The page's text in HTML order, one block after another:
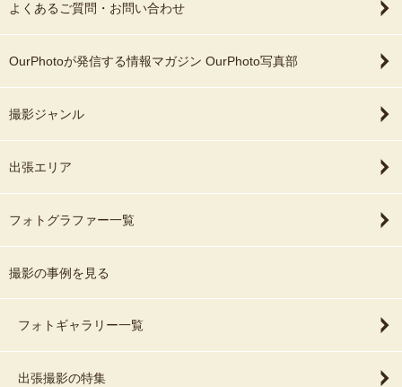
よくあるご質問・お問い合わせ
OurPhotoが発信する情報マガジン OurPhoto写真部
撮影ジャンル
出張エリア
フォトグラファー一覧
撮影の事例を見る
フォトギャラリー一覧
出張撮影の特集